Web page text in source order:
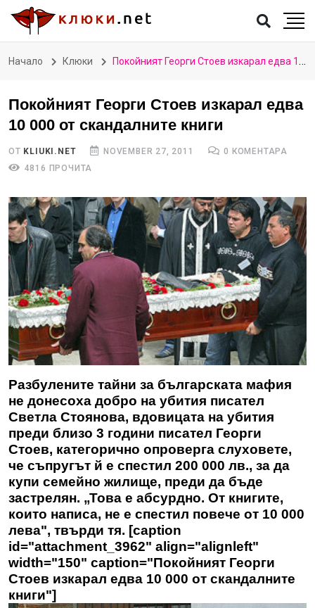
Начало Клюки Покойният Георги Стоев изкарал едва 10 000 от скандалните книги
Покойният Георги Стоев изкарал едва
10 000 от скандалните книги
ОТ KLIUKI.NET NOVEMBER 27, 2011
0 КОМЕНТАРА
4816 ПРОЧИТА
Разбулените тайни за българската мафия
не донесоха добро на убития писател
Светла Стоянова, вдовицата на убития
преди близо 3 години писател Георги
Стоев, категорично опроверга слуховете,
че съпругът й е спестил 200 000 лв., за да
купи семейно жилище, преди да бъде
застрелян. „Това е абсурдно. От книгите,
които написа, не е спестил повече от 10 000
лева", твърди тя. [caption
id="attachment_3962" align="alignleft"
width="150" caption="Покойният Георги
Стоев изкарал едва 10 000 от скандалните
книги"]